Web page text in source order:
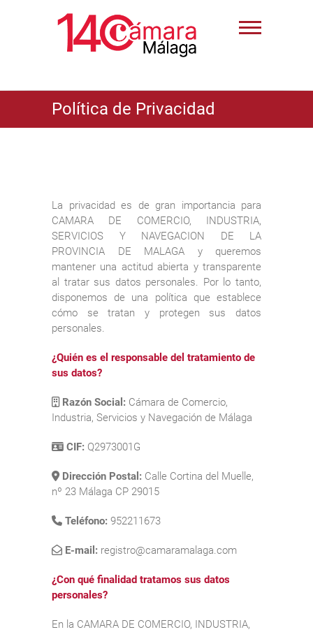
Política de Privacidad
La privacidad es de gran importancia para
CAMARA DE COMERCIO, INDUSTRIA,
SERVICIOS Y NAVEGACION DE LA
PROVINCIA DE MALAGA y queremos
mantener una actitud abierta y transparente
al tratar sus datos personales. Por lo tanto,
disponemos de una política que establece
cómo se tratan y protegen sus datos
personales.
¿Quién es el responsable del tratamiento de
sus datos?
Razón Social: Cámara de Comercio,
Industria, Servicios y Navegación de Málaga
CIF: Q2973001G
Dirección Postal: Calle Cortina del Muelle,
nº 23 Málaga CP 29015
Teléfono: 952211673
E-mail: registro@camaramalaga.com
¿Con qué finalidad tratamos sus datos
personales?
En la CAMARA DE COMERCIO, INDUSTRIA,